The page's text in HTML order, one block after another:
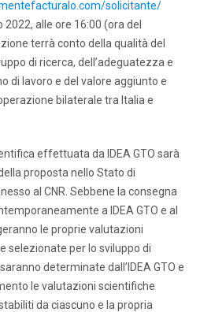
solicitante/
alle ore 16:00 (ora del
terrà conto della qualità del
di ricerca, dell’adeguatezza e
di lavoro e del valore aggiunto e
bilaterale tra Italia e
effettuata da IDEA GTO sarà
proposta nello Stato di
al CNR. Sebbene la consegna
a IDEA GTO e al
le proprie valutazioni
selezionate per lo sviluppo di
determinate dall’IDEA GTO e
le valutazioni scientifiche
da ciascuno e la propria